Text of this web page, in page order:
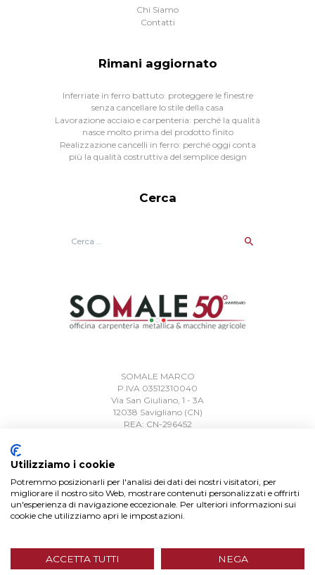
Chi Siamo
Contatti
Rimani aggiornato
Inferriate in ferro battuto: proteggere le finestre
senza cancellare lo stile della casa
Lavorazione acciaio e carpenteria: perché la qualità
nasce molto prima del prodotto finito
Realizzazione cancelli in ferro: perché oggi conta
più la qualità costruttiva del semplice design
Cerca
SOMALE MARCO
P.IVA 03512310040
Via San Giuliano, 1 - 3A
12038 Savigliano (CN)
REA: CN-296452
Telefono:
Pec: somalemarco@pec.it
Chi Siamo
Utilizziamo i cookie
Potremmo posizionarli per l'analisi dei dati dei nostri visitatori, per
migliorare il nostro sito Web, mostrare contenuti personalizzati e offrirti
un'esperienza di navigazione eccezionale. Per ulteriori informazioni sui
cookie che utilizziamo apri le impostazioni.
ACCETTA TUTTI NEGA